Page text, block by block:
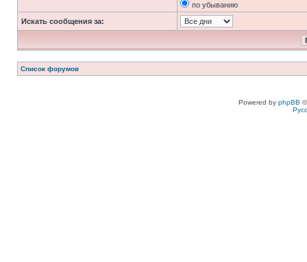
по убыванию
Искать сообщения за:
Список форумов
Powered by phpBB